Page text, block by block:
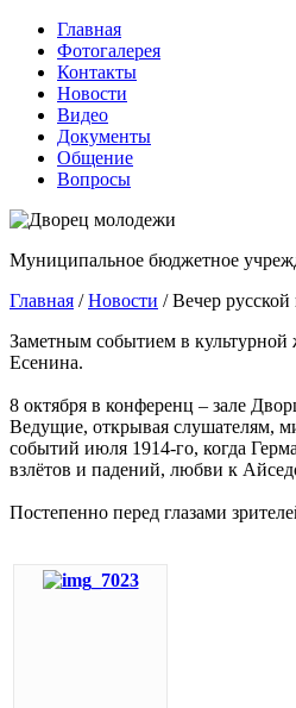
Главная
Фотогалерея
Контакты
Новости
Видео
Документы
Общение
Вопросы
Муниципальное бюджетное
Главная /Новости /Вечер
Заметным событием в культурной
Есенина.
8 октября в конференц – зале
Ведущие, открывая слушателям,
событий июля 1914-го, когда
взлётов и падений, любви к
Постепенно перед глазами